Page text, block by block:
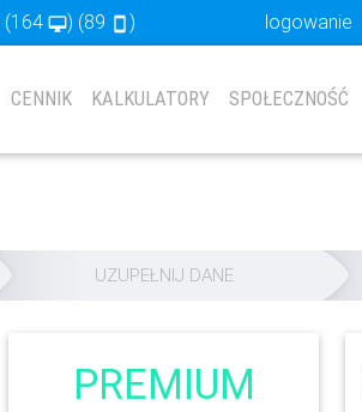
(164 desktop_mac) (89 stay_primary_portrait ) logowanie
CENNIK KALKULATORY SPOŁECZNOŚĆ
UZUPEŁNIJ DANE
PREMIUM